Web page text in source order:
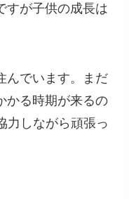
すが子供の成長は
んでいます。まだ
かる時期が来るの
力しながら頑張っ